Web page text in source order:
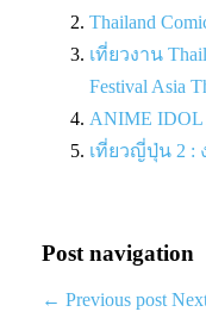
Thailand
เที่ยวงาน
Festival Asia
ANIME IDOL
เที่ยวญี่ปุ่น 2 :
Post navigation
← Previous post